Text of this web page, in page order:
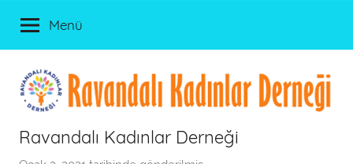
Menü
Ravandalı Kadınlar Derneği